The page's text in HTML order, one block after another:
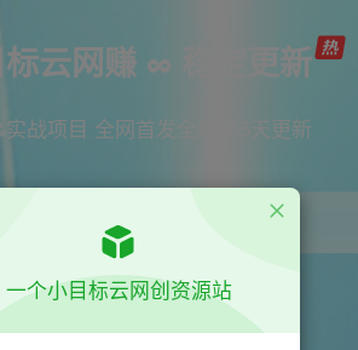
云网赚 ∞ 稳定更新
战项目 全网首发全年365天更新
引流 短视频 抖音 剪辑 小红书
一个小目标云网创资源站